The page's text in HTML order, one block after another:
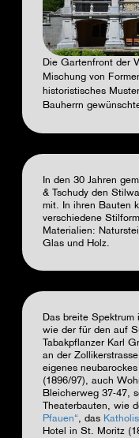
Die Gartenfront der
Mischung von
historistisches
Bauherrn
In den 30 Jahren
& Tschudy den
mit. In ihren Bauten
verschiedene
Materialien:
Glas und Holz.
Das breite Spektrum
wie der für den auf
Tabakpflanzer Karl
an der
eigenes neubarockes
(1896/97), auch
Bleicherweg 37-47,
Theaterbauten, wie
Pfauen“, das
Hotel in St. Moritz